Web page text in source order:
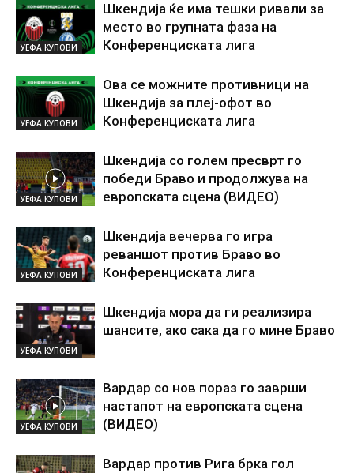
УЕФА КУПОВИ
Шкендија ќе има тешки ривали за
место во групната фаза на
Конференциската лига
УЕФА КУПОВИ
Ова се можните противници на
Шкендија за плеј-офот во
Конференциската лига
УЕФА КУПОВИ
Шкендија со голем пресврт го
победи Браво и продолжува на
европската сцена (ВИДЕО)
УЕФА КУПОВИ
Шкендија вечерва го игра
реваншот против Браво во
Конференциската лига
УЕФА КУПОВИ
Шкендија мора да ги реализира
шансите, ако сака да го мине Браво
УЕФА КУПОВИ
Вардар со нов пораз го заврши
настапот на европската сцена
(ВИДЕО)
Вардар против Рига брка гол